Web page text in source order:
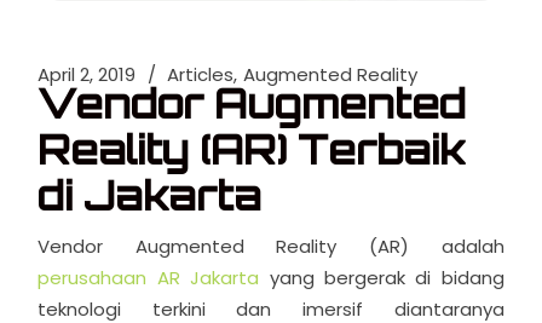
April 2, 2019 Articles Augmented Reality
Vendor Augmented
Reality (AR) Terbaik
di Jakarta
Vendor Augmented Reality (AR) adalah
perusahaan AR Jakarta yang bergerak di bidang
teknologi terkini dan imersif diantaranya